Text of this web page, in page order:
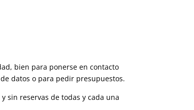
bien para ponerse en contacto
datos o para pedir presupuestos.
sin reservas de todas y cada una